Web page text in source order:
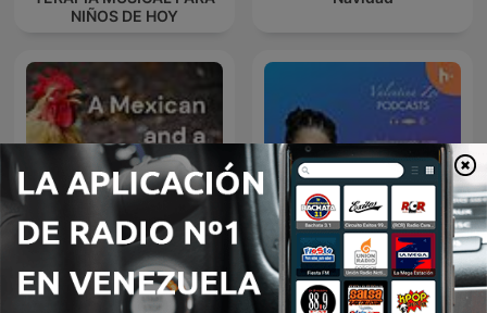
NIÑOS DE HOY
A Mexican and a Redneck
Father the World.
Valentina Zoe